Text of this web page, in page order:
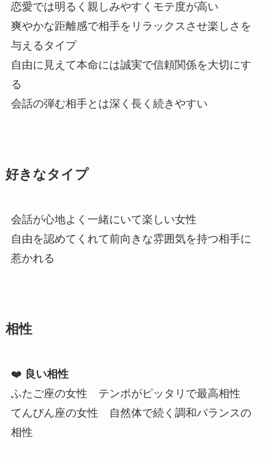
恋愛では明るく親しみやすくモテ度が高い
爽やかな距離感で相手をリラックスさせ楽しさを
与えるタイプ
自由に見えて本命には誠実で信頼関係を大切にす
る
会話の弾む相手とは深く長く続きやすい
好きなタイプ
会話が心地よく一緒にいて楽しい女性
自由を認めてくれて前向きな雰囲気を持つ相手に
惹かれる
相性
❤️ 良い相性
ふたご座の女性 テンポがピッタリで最高相性
てんびん座の女性 自然体で続く調和バランスの
相性